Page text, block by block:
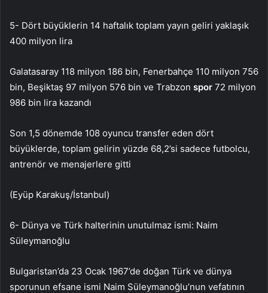
5- Dört büyüklerin 14 haftalık toplam yayın geliri yaklaşık
400 milyon lira
Galatasaray 118 milyon 186 bin, Fenerbahçe 110 milyon 756
bin, Beşiktaş 97 milyon 576 bin ve Trabzon spor 72 milyon
986 bin lira kazandı
Son 1,5 dönemde 108 oyuncu transfer eden dört
büyüklerde, toplam gelirin yüzde 68,2’si sadece futbolcu,
antrenör ve menajerlere gitti
(Eyüp Karakuş/İstanbul)
6- Dünya ve Türk halterinin unutulmaz ismi: Naim
Süleymanoğlu
Bulgaristan’da 23 Ocak 1967’de doğan Türk ve dünya
sporunun efsane ismi Naim Süleymanoğlu’nun vefatının